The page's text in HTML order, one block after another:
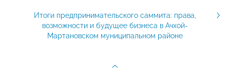
Итоги предпринимательского саммита: права,
возможности и будущее бизнеса в Ачхой-
Мартановском муниципальном районе